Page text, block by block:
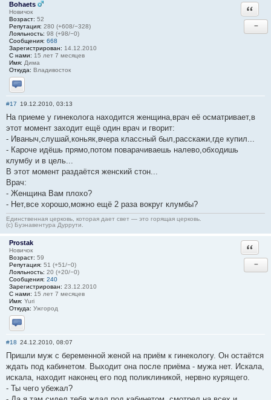
Bohaets
Новичок
Возраст: 52
Репутация: 280 (+608/−328)
Лояльность: 98 (+98/−0)
Сообщения: 668
Зарегистрирован: 14.12.2010
С нами: 15 лет 7 месяцев
Имя: Дима
Откуда: Владивосток
Отправить личное сообщение
−
#17 19.12.2010, 03:13
На приеме у гинеколога находится женщина,врач её осматривает,в
этот момент заходит ещё один врач и гворит:
- Иваныч,слушай,коньяк,вчера классный был,расскажи,где купил...
- Кароче идёшь прямо,потом поварачиваешь налево,обходишь
клумбу и в цель...
В этот момент раздаётся женский стон...
Врач:
- Женщина Вам плохо?
- Нет,все хорошо,можно ещё 2 раза вокруг клумбы?
Единственная церковь, которая дает свет — это горящая церковь.
(с) Буэнавентура Дуррути.
Prostak
Новичок
Возраст: 59
Репутация: 51 (+51/−0)
Лояльность: 20 (+20/−0)
Сообщения: 240
Зарегистрирован: 23.12.2010
С нами: 15 лет 7 месяцев
Имя: Yuri
Откуда: Ужгород
Отправить личное сообщение
−
#18 24.12.2010, 08:07
Пришли муж с беременной женой на приём к гинекологу. Он остаётся
ждать под кабинетом. Выходит она после приёма - мужа нет. Искала,
искала, находит наконец его под поликлиникой, нервно курящего.
- Ты чего убежал?